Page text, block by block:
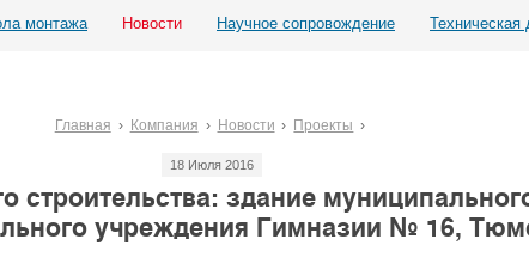
монтажа Новости Научное сопровождение Техническая
Главная Компания Новости Проекты
18 Июля 2016
строительства: здание
учреждения Гимназии № 16,